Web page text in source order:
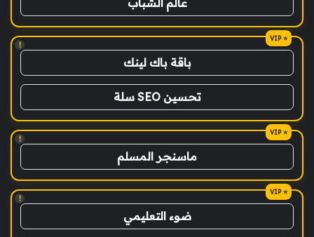
عالم الشباب
!
باقة باك لينك
تحسين SEO سلة
!
ماسنجر المسلم
!
ضوء التعليمي